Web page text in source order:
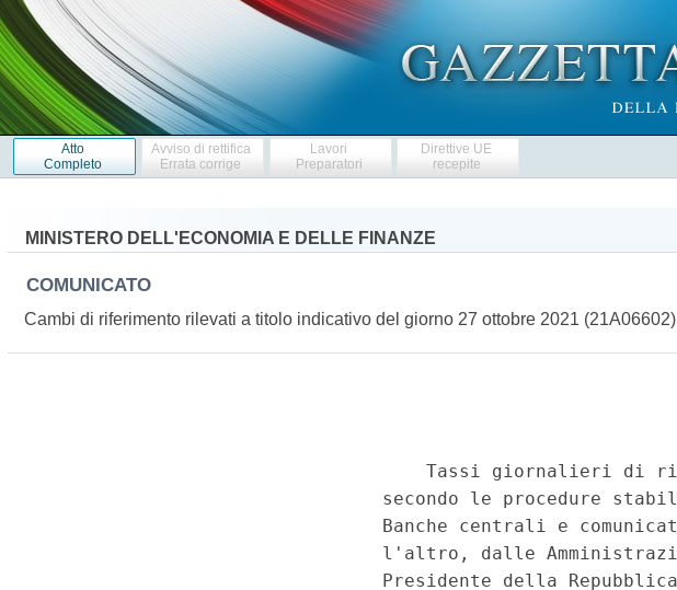
Atto
Completo
Avviso di rettifica
Errata corrige
Lavori
Preparatori
Direttive UE
recepite
MINISTERO DELL'ECONOMIA E DELLE FINANZE
COMUNICATO
Cambi di riferimento rilevati a titolo indicativo del giorno 27 ottobre 2021 (21A06602)